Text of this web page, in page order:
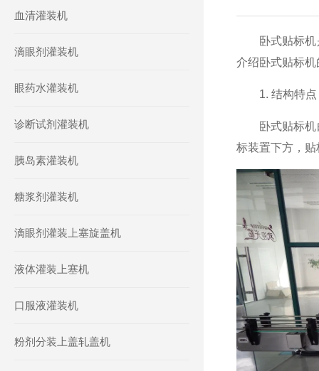
血清灌装机
滴眼剂灌装机
眼药水灌装机
诊断试剂灌装机
胰岛素灌装机
糖浆剂灌装机
滴眼剂灌装上塞旋盖机
液体灌装上塞机
口服液灌装机
粉剂分装上盖轧盖机
卧式贴标机是
介绍卧式贴标
1. 结构特点
卧式贴标机由
标装置下方，